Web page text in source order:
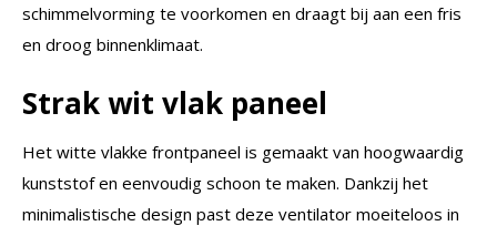
schimmelvorming te voorkomen en draagt bij aan een fris
en droog binnenklimaat.
Strak wit vlak paneel
Het witte vlakke frontpaneel is gemaakt van hoogwaardig
kunststof en eenvoudig schoon te maken. Dankzij het
minimalistische design past deze ventilator moeiteloos in